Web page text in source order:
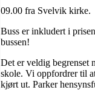
09.00 fra Svelvik kirke.
Buss er inkludert i
bussen!
Det er veldig begrenset
skole. Vi oppfordrer til
kjørt ut. Parker